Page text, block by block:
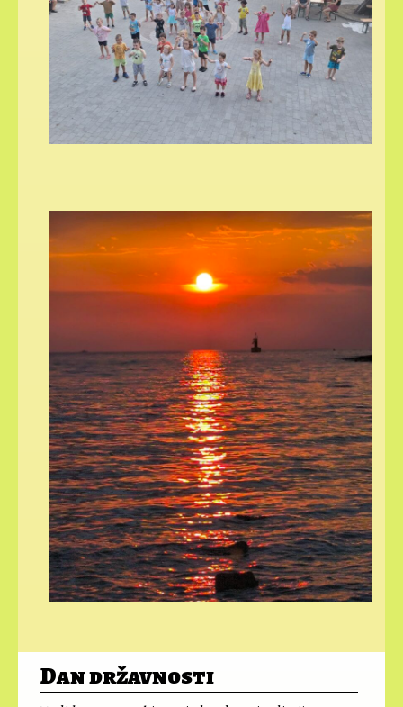
Dan državnosti